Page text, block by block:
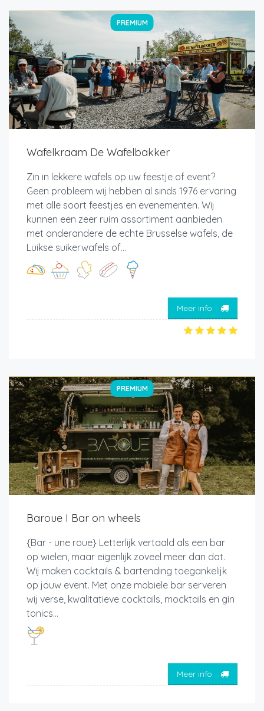
PREMIUM
Wafelkraam De Wafelbakker
Zin in lekkere wafels op uw feestje of event?
Geen probleem wij hebben al sinds 1976 ervaring
met alle soort feestjes en evenementen. Wij
kunnen een zeer ruim assortiment aanbieden
met onderandere de echte Brusselse wafels, de
Luikse suikerwafels of...
Meer info
PREMIUM
Baroue I Bar on wheels
{Bar - une roue} Letterlijk vertaald als een bar
op wielen, maar eigenlijk zoveel meer dan dat.
Wij maken cocktails & bartending toegankelijk
op jouw event. Met onze mobiele bar serveren
wij verse, kwalitatieve cocktails, mocktails en gin
tonics...
Meer info